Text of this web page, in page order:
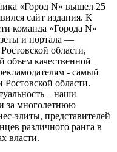
«Город N» вышел 25
сайт издания. К
команда «Города N»
и портала —
области,
объем качественной
- самый
области.
– наши
за многолетнюю
элиты, представителей
различного ранга в
власти.